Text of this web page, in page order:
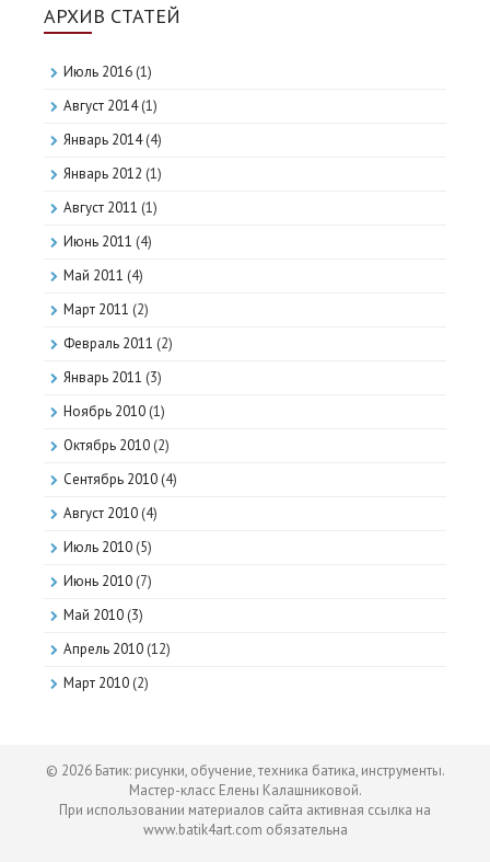
АРХИВ СТАТЕЙ
Июль 2016 (1)
Август 2014(1)
Январь 2014(4)
Январь 2012 (1)
Август 2011 (1)
Июнь 2011 (4)
Май 2011 (4)
Март 2011 (2)
Февраль 2011 (2)
Январь 2011 (3)
Ноябрь 2010 (1)
Октябрь 2010 (2)
Сентябрь 2010 (4)
Август 2010 (4)
Июль 2010 (5)
Июнь 2010 (7)
Май 2010 (3)
Апрель 2010 (12)
Март 2010 (2)
© 2026 Батик: рисунки, обучение, техника батика, инструменты.
Мастер-класс Елены Калашниковой.
При использовании материалов сайта активная ссылка на
www.batik4art.com обязательна